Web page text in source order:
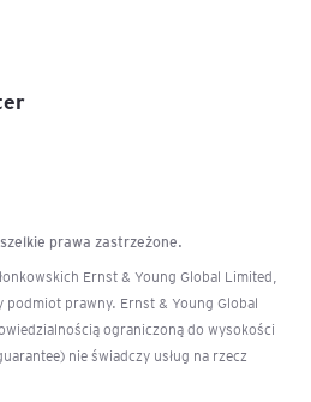
prawa zastrzeżone.
Ernst & Young Global Limited,
prawny. Ernst & Young Global
ograniczoną do wysokości
nie świadczy usług na rzecz